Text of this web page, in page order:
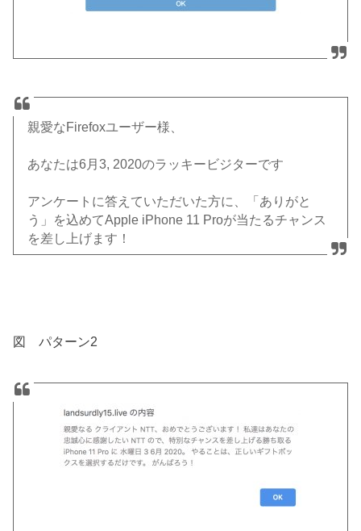
親愛なFirefoxユーザー様、
あなたは6月3, 2020のラッキービジターです
アンケートに答えていただいた方に、「ありがと
う」を込めてApple iPhone 11 Proが当たるチャンス
を差し上げます！
図 パターン2